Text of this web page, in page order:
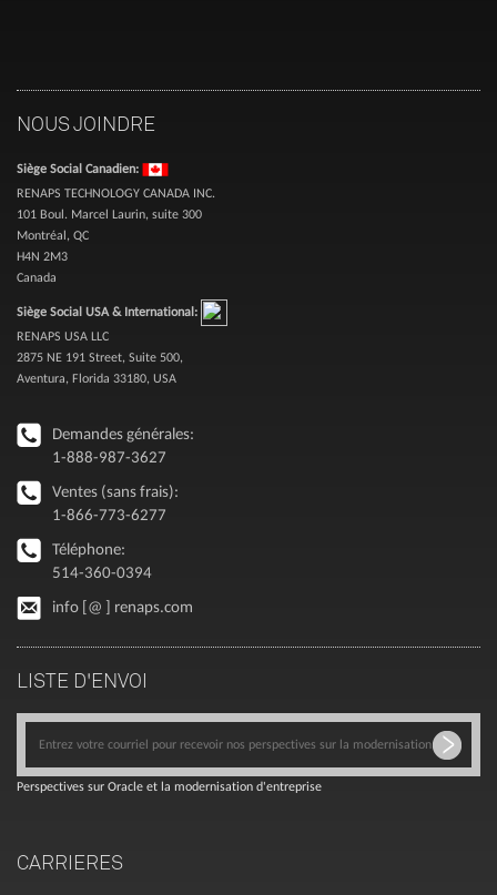
NOUS JOINDRE
Siège Social Canadien:
RENAPS TECHNOLOGY CANADA INC.
101 Boul. Marcel Laurin, suite 300
Montréal, QC
H4N 2M3
Canada
Siège Social USA & International:
RENAPS USA LLC
2875 NE 191 Street, Suite 500,
Aventura, Florida 33180, USA
Demandes générales:
1-888-987-3627
Ventes (sans frais):
1-866-773-6277
Téléphone:
514-360-0394
info [@ ] renaps.com
LISTE D'ENVOI
Perspectives sur Oracle et la modernisation d'entreprise
CARRIERES